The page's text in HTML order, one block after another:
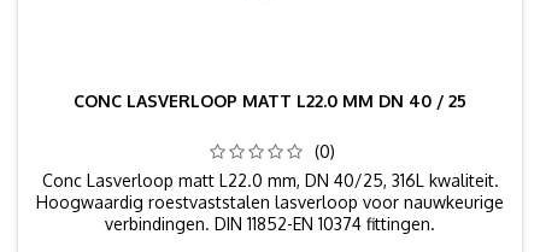
CONC LASVERLOOP MATT L22.0 MM DN 40 / 25
(0)
Conc Lasverloop matt L22.0 mm, DN 40/25, 316L kwaliteit.
Hoogwaardig roestvaststalen lasverloop voor nauwkeurige
verbindingen. DIN 11852-EN 10374 fittingen.